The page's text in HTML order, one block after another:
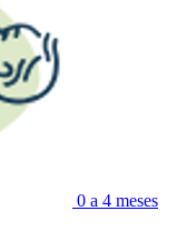
0 a 4 meses